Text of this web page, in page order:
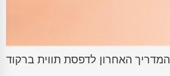
המדריך האחרון לדפסת תווית ברקוד